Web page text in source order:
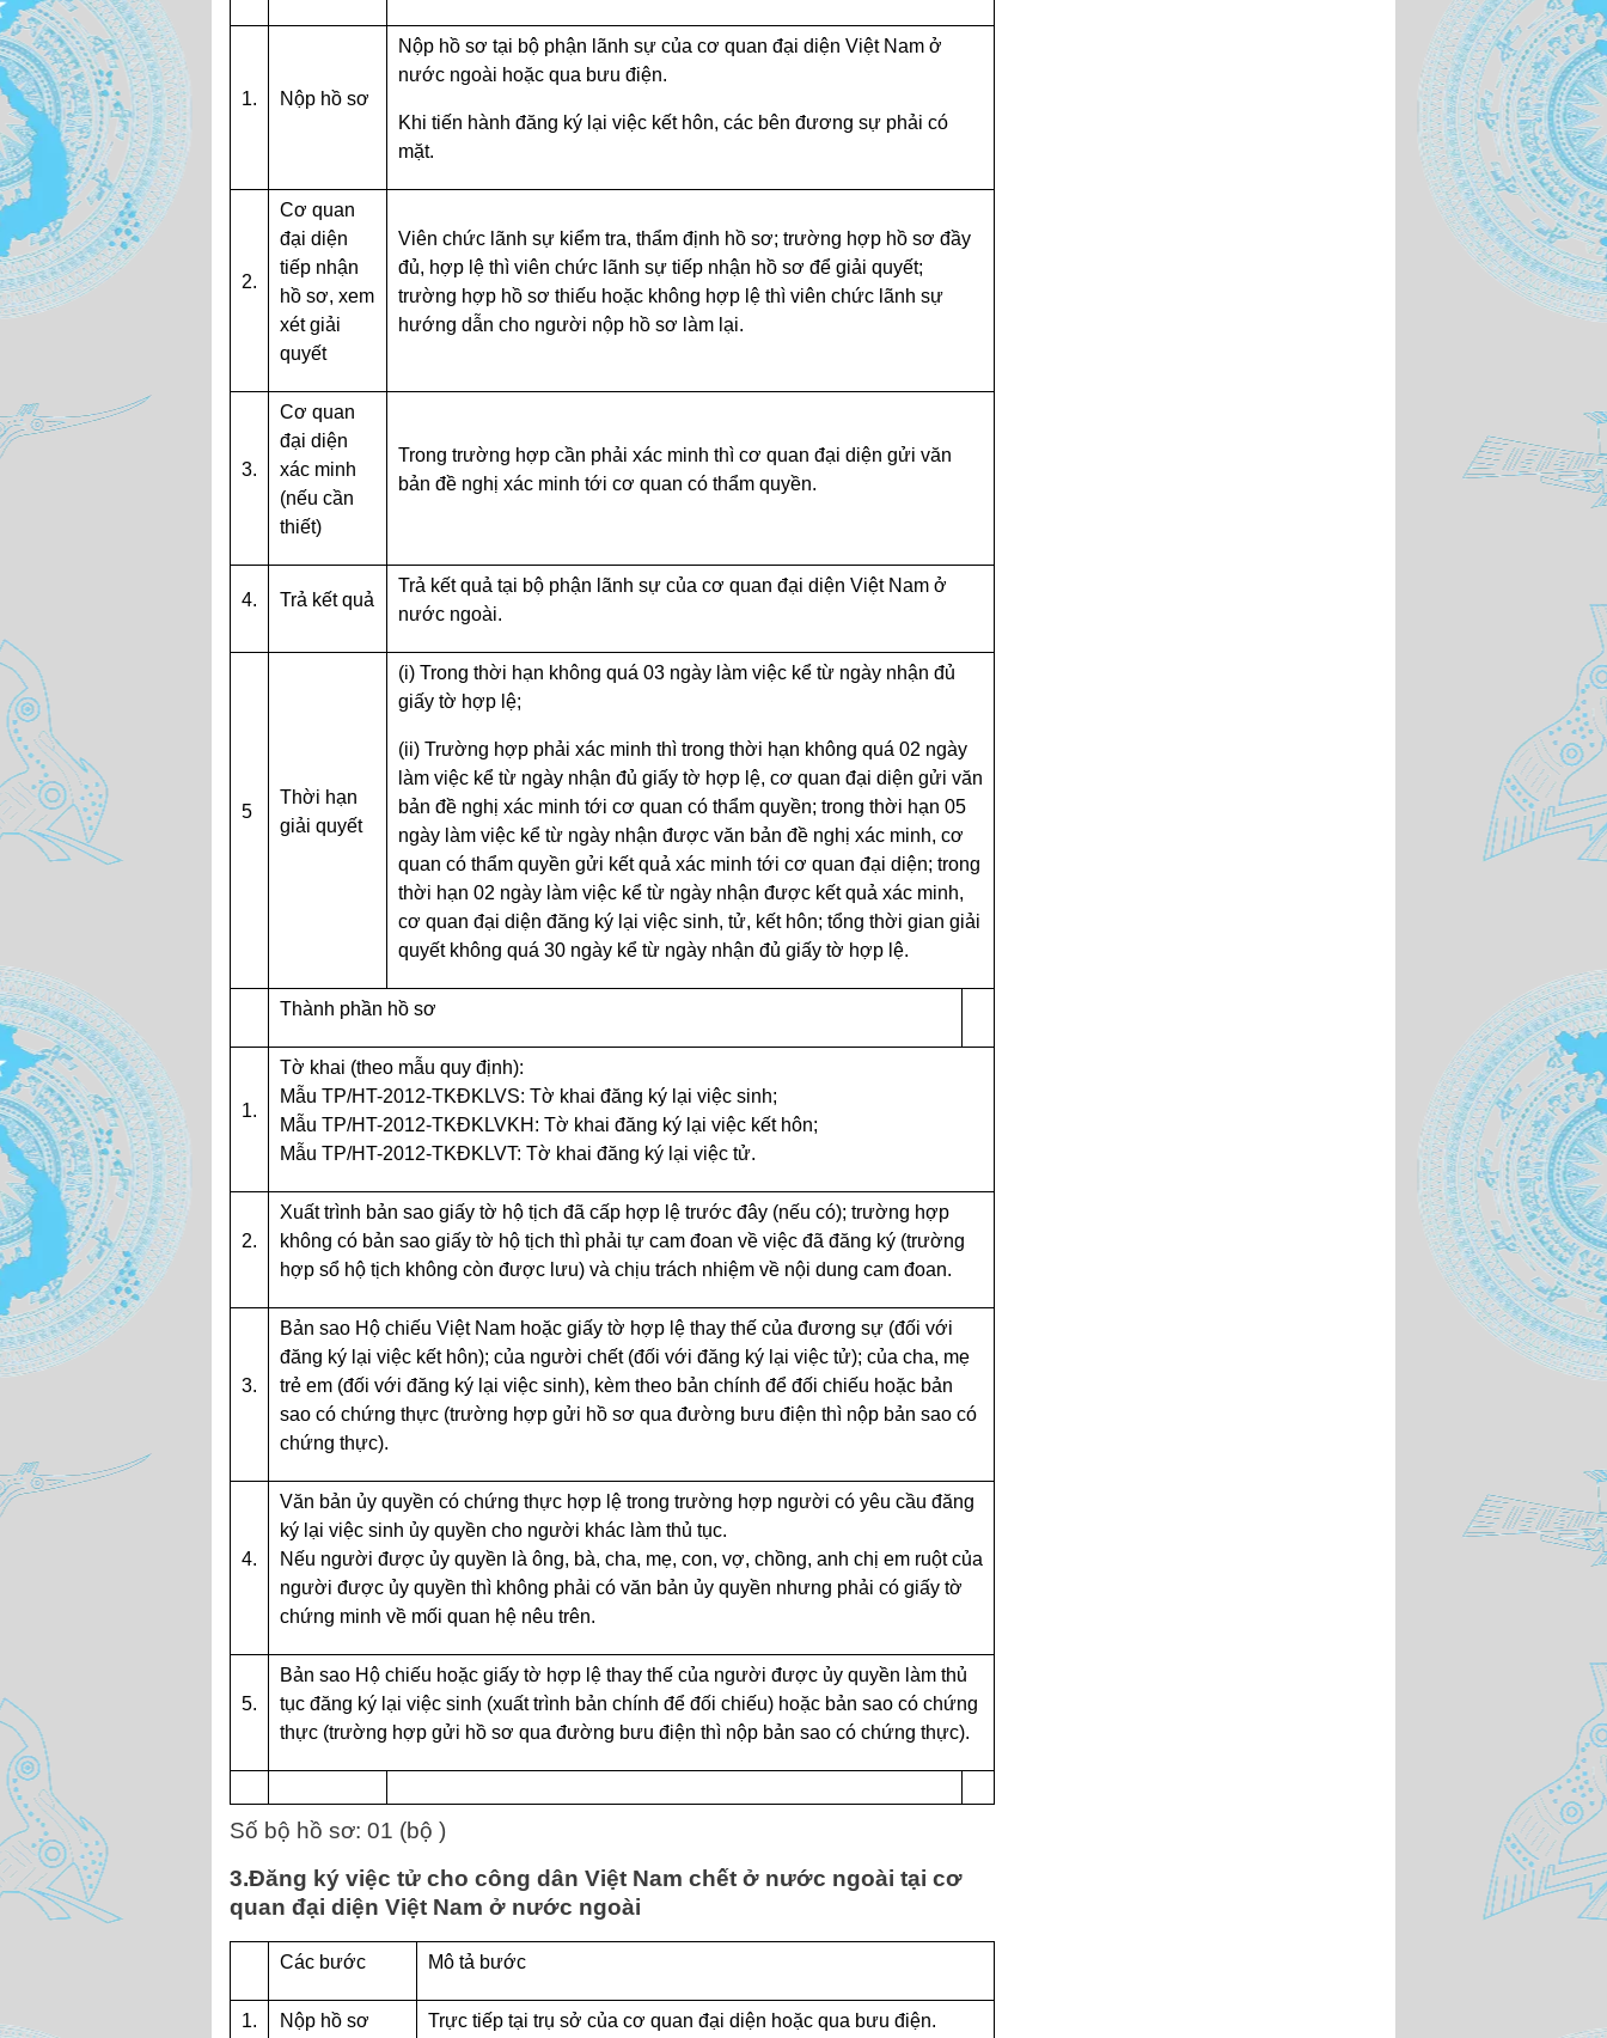
1. Nộp hồ sơ
Nộp hồ sơ tại bộ phận lãnh sự của cơ quan đại diện Việt Nam ở
nước ngoài hoặc qua bưu điện.
Khi tiến hành đăng ký lại việc kết hôn, các bên đương sự phải có
mặt.
2.
Cơ quan
đại diện
tiếp nhận
hồ sơ, xem
xét giải
quyết
Viên chức lãnh sự kiểm tra, thẩm định hồ sơ; trường hợp hồ sơ đầy
đủ, hợp lệ thì viên chức lãnh sự tiếp nhận hồ sơ để giải quyết;
trường hợp hồ sơ thiếu hoặc không hợp lệ thì viên chức lãnh sự
hướng dẫn cho người nộp hồ sơ làm lại.
3.
Cơ quan
đại diện
xác minh
(nếu cần
thiết)
Trong trường hợp cần phải xác minh thì cơ quan đại diện gửi văn
bản đề nghị xác minh tới cơ quan có thẩm quyền.
4. Trả kết quả
Trả kết quả tại bộ phận lãnh sự của cơ quan đại diện Việt Nam ở
nước ngoài.
5
Thời hạn
giải quyết
(i) Trong thời hạn không quá 03 ngày làm việc kể từ ngày nhận đủ
giấy tờ hợp lệ;
(ii) Trường hợp phải xác minh thì trong thời hạn không quá 02 ngày
làm việc kể từ ngày nhận đủ giấy tờ hợp lệ, cơ quan đại diện gửi văn
bản đề nghị xác minh tới cơ quan có thẩm quyền; trong thời hạn 05
ngày làm việc kể từ ngày nhận được văn bản đề nghị xác minh, cơ
quan có thẩm quyền gửi kết quả xác minh tới cơ quan đại diện; trong
thời hạn 02 ngày làm việc kể từ ngày nhận được kết quả xác minh,
cơ quan đại diện đăng ký lại việc sinh, tử, kết hôn; tổng thời gian giải
quyết không quá 30 ngày kể từ ngày nhận đủ giấy tờ hợp lệ.
Thành phần hồ sơ
1.
Tờ khai (theo mẫu quy định):
Mẫu TP/HT-2012-TKĐKLVS: Tờ khai đăng ký lại việc sinh;
Mẫu TP/HT-2012-TKĐKLVKH: Tờ khai đăng ký lại việc kết hôn;
Mẫu TP/HT-2012-TKĐKLVT: Tờ khai đăng ký lại việc tử.
2.
Xuất trình bản sao giấy tờ hộ tịch đã cấp hợp lệ trước đây (nếu có); trường hợp
không có bản sao giấy tờ hộ tịch thì phải tự cam đoan về việc đã đăng ký (trường
hợp sổ hộ tịch không còn được lưu) và chịu trách nhiệm về nội dung cam đoan.
3.
Bản sao Hộ chiếu Việt Nam hoặc giấy tờ hợp lệ thay thế của đương sự (đối với
đăng ký lại việc kết hôn); của người chết (đối với đăng ký lại việc tử); của cha, mẹ
trẻ em (đối với đăng ký lại việc sinh), kèm theo bản chính để đối chiếu hoặc bản
sao có chứng thực (trường hợp gửi hồ sơ qua đường bưu điện thì nộp bản sao có
chứng thực).
4.
Văn bản ủy quyền có chứng thực hợp lệ trong trường hợp người có yêu cầu đăng
ký lại việc sinh ủy quyền cho người khác làm thủ tục.
Nếu người được ủy quyền là ông, bà, cha, mẹ, con, vợ, chồng, anh chị em ruột của
người được ủy quyền thì không phải có văn bản ủy quyền nhưng phải có giấy tờ
chứng minh về mối quan hệ nêu trên.
5.
Bản sao Hộ chiếu hoặc giấy tờ hợp lệ thay thế của người được ủy quyền làm thủ
tục đăng ký lại việc sinh (xuất trình bản chính để đối chiếu) hoặc bản sao có chứng
thực (trường hợp gửi hồ sơ qua đường bưu điện thì nộp bản sao có chứng thực).
Số bộ hồ sơ: 01 (bộ )
3.Đăng ký việc tử cho công dân Việt Nam chết ở nước ngoài tại cơ
quan đại diện Việt Nam ở nước ngoài
Các bước Mô tả bước
1. Nộp hồ sơ Trực tiếp tại trụ sở của cơ quan đại diện hoặc qua bưu điện.